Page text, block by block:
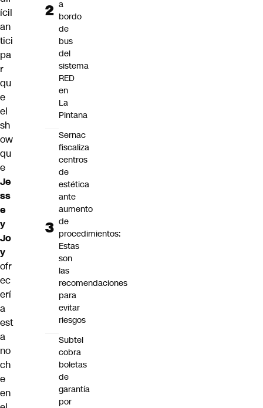
ícil
an
tici
pa
r
qu
e
el
sh
ow
qu
e
Je
ss
e
y
Jo
y
ofr
ec
erí
a
est
a
no
ch
e
en
a
bordo
de
bus
del
sistema
RED
en
La
Pintana
Sernac
fiscaliza
centros
de
estética
ante
aumento
de
procedimientos:
Estas
son
las
recomendaciones
para
evitar
riesgos
Subtel
cobra
boletas
de
garantía
por